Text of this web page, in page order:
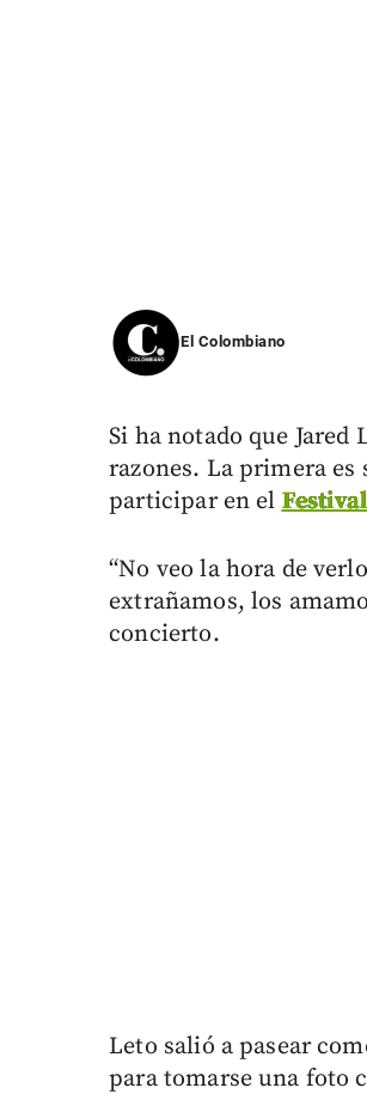
El Colombiano
Si ha notado que Jared
razones. La primera
participar en el
“No veo la hora de
extrañamos, los
concierto.
Leto salió a pasear
para tomarse una foto